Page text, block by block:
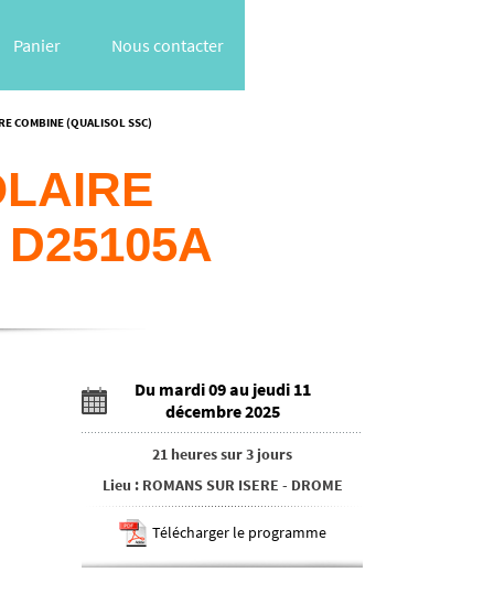
Panier Nous contacter
COMBINE (QUALISOL SSC)
Du mardi 09 au jeudi 11
décembre 2025
21 heuressur3 jours
Lieu : ROMANS SUR ISERE - DROME
Télécharger le programme